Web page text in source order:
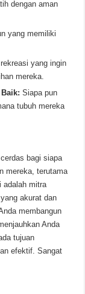
dengan aman
yang memiliki
yang ingin
mereka.
Siapa pun
tubuh mereka
bagi siapa
mereka, terutama
adalah mitra
akurat dan
membangun
Anda
tujuan
efektif. Sangat